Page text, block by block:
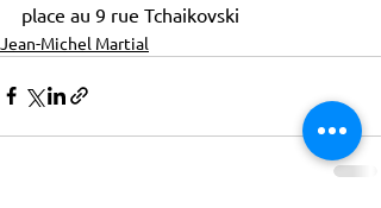
place au 9 rue Tchaikovski
Jean-Michel Martial